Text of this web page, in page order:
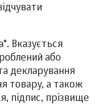
Вказується
або
декларування
товару, а також
підпис, прізвище